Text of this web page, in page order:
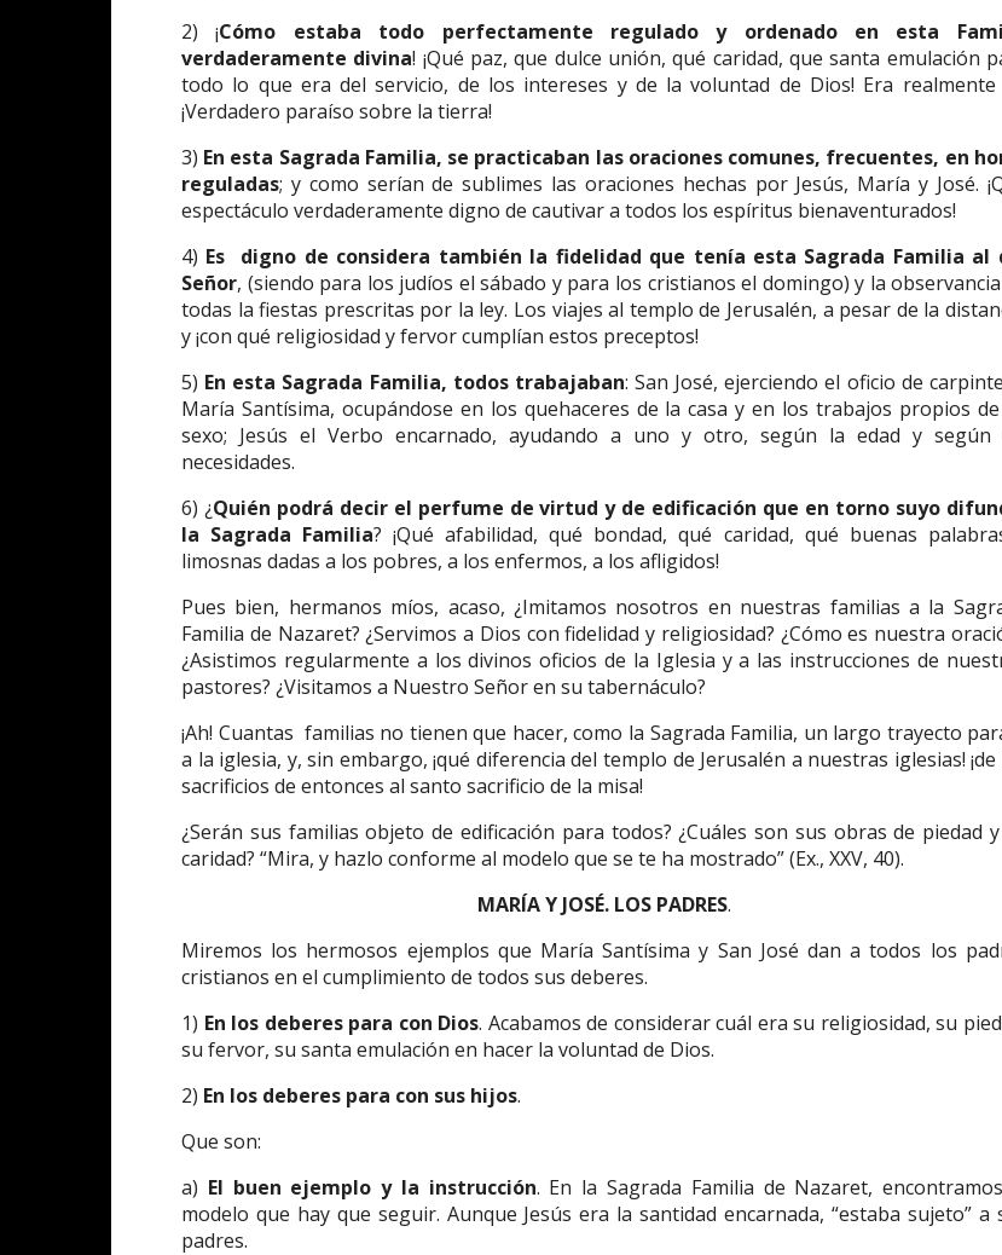
2) ¡Cómo estaba todo perfectamente regulado y ordenado en esta
verdaderamente divina! ¡Qué paz, que dulce unión, qué caridad, que santa emulación
todo lo que era del servicio, de los intereses y de la voluntad de Dios! Era realmente
¡Verdadero paraíso sobre la tierra!
3) En esta Sagrada Familia, se practicaban las oraciones comunes, frecuentes, en
reguladas; y como serían de sublimes las oraciones hechas por Jesús, María y José.
espectáculo verdaderamente digno de cautivar a todos los espíritus bienaventurados!
4) Es digno de considera también la fidelidad que tenía esta Sagrada Familia al
Señor, (siendo para los judíos el sábado y para los cristianos el domingo) y la
todas la fiestas prescritas por la ley. Los viajes al templo de Jerusalén, a pesar de la
y ¡con qué religiosidad y fervor cumplían estos preceptos!
5) En esta Sagrada Familia, todos trabajaban: San José, ejerciendo el oficio de
María Santísima, ocupándose en los quehaceres de la casa y en los trabajos propios
sexo; Jesús el Verbo encarnado, ayudando a uno y otro, según la edad y según
necesidades.
6) ¿Quién podrá decir el perfume de virtud y de edificación que en torno suyo
la Sagrada Familia? ¡Qué afabilidad, qué bondad, qué caridad, qué buenas
limosnas dadas a los pobres, a los enfermos, a los afligidos!
Pues bien, hermanos míos, acaso, ¿Imitamos nosotros en nuestras familias a la
Familia de Nazaret? ¿Servimos a Dios con fidelidad y religiosidad? ¿Cómo es nuestra
¿Asistimos regularmente a los divinos oficios de la Iglesia y a las instrucciones de
pastores? ¿Visitamos a Nuestro Señor en su tabernáculo?
¡Ah! Cuantas familias no tienen que hacer, como la Sagrada Familia, un largo trayecto
a la iglesia, y, sin embargo, ¡qué diferencia del templo de Jerusalén a nuestras iglesias! ¡de
sacrificios de entonces al santo sacrificio de la misa!
¿Serán sus familias objeto de edificación para todos? ¿Cuáles son sus obras de piedad
caridad? “Mira, y hazlo conforme al modelo que se te ha mostrado” (Ex., XXV, 40).
MARÍA Y JOSÉ. LOS PADRES.
Miremos los hermosos ejemplos que María Santísima y San José dan a todos los
cristianos en el cumplimiento de todos sus deberes.
1) En los deberes para con Dios. Acabamos de considerar cuál era su religiosidad, su
su fervor, su santa emulación en hacer la voluntad de Dios.
2) En los deberes para con sus hijos.
Que son:
a) El buen ejemplo y la instrucción. En la Sagrada Familia de Nazaret,
modelo que hay que seguir. Aunque Jesús era la santidad encarnada, “estaba sujeto” a
padres.